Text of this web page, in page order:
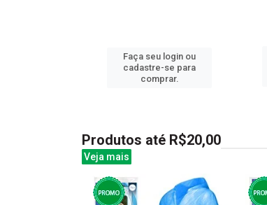
Faça seu login ou
cadastre-se para
comprar.
Produtos até R$20,00
Veja mais